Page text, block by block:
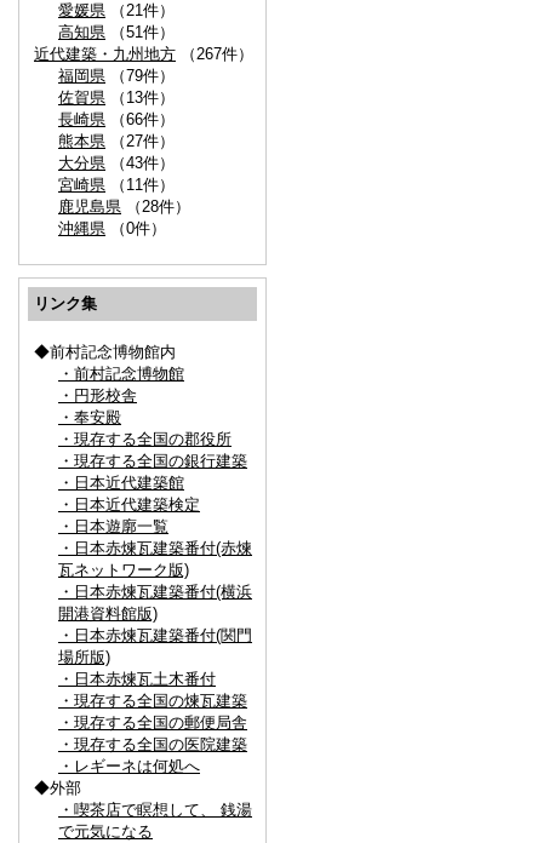
愛媛県 （21件）
高知県 （51件）
近代建築・九州地方 （267件）
福岡県 （79件）
佐賀県 （13件）
長崎県 （66件）
熊本県 （27件）
大分県 （43件）
宮崎県 （11件）
鹿児島県 （28件）
沖縄県 （0件）
リンク集
◆前村記念博物館内
・前村記念博物館
・円形校舎
・奉安殿
・現存する全国の郡役所
・現存する全国の銀行建築
・日本近代建築館
・日本近代建築検定
・日本遊廓一覧
・日本赤煉瓦建築番付(赤煉
瓦ネットワーク版)
・日本赤煉瓦建築番付(横浜
開港資料館版)
・日本赤煉瓦建築番付(関門
場所版)
・日本赤煉瓦土木番付
・現存する全国の煉瓦建築
・現存する全国の郵便局舎
・現存する全国の医院建築
・レギーネは何処へ
◆外部
・喫茶店で瞑想して、 銭湯
で元気になる